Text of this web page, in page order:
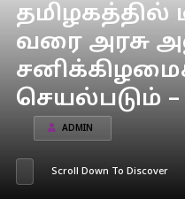
தமிழகத்தில்
வரை அரசு
செயல்படும் –
ADMIN
Scroll Down To Discover